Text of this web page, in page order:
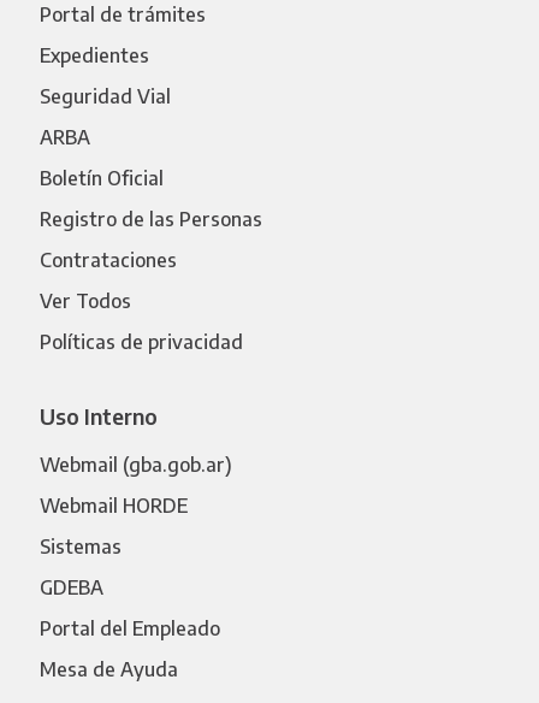
Portal de trámites
Expedientes
Seguridad Vial
ARBA
Boletín Oficial
Registro de las Personas
Contrataciones
Ver Todos
Políticas de privacidad
Uso Interno
Webmail (gba.gob.ar)
Webmail HORDE
Sistemas
GDEBA
Portal del Empleado
Mesa de Ayuda